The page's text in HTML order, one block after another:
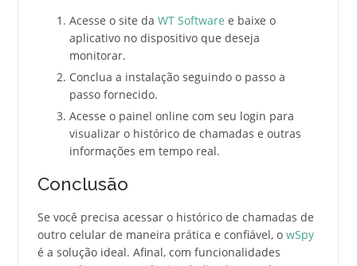
Acesse o site da WT Software e baixe o
aplicativo no dispositivo que deseja
monitorar.
Conclua a instalação seguindo o passo a
passo fornecido.
Acesse o painel online com seu login para
visualizar o histórico de chamadas e outras
informações em tempo real.
Conclusão
Se você precisa acessar o histórico de chamadas de
outro celular de maneira prática e confiável, o wSpy
é a solução ideal. Afinal, com funcionalidades